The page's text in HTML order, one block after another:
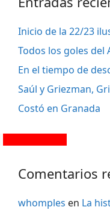
Inicio de la 22/23
Todos los goles del
En el tiempo de
Saúl y Griezman,
Costó en Granada
Comentarios
whomples en La